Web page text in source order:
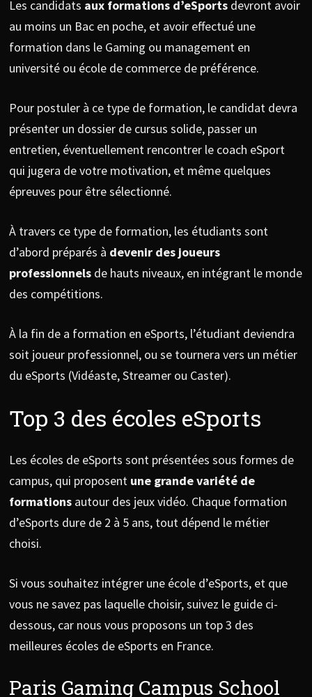
Les candidats aux formations d’eSportsdevront avoir
au moins un Bac en poche, et avoir effectué une
formation dans le Gaming ou management en
université ou école de commerce de préférence.
Pour postuler à ce type de formation, le candidat devra
présenter un dossier de cursus solide, passer un
entretien, éventuellement rencontrer le coach eSport
qui jugera de votre motivation, et même quelques
épreuves pour être sélectionné.
À travers ce type de formation, les étudiants sont
d’abord préparés à devenir des joueurs
professionnels de hauts niveaux, en intégrant le monde
des compétitions.
À la fin de a formation en eSports, l’étudiant deviendra
soit joueur professionnel, ou se tournera vers un métier
du eSports (Vidéaste, Streamer ou Caster).
Top 3 des écoles eSports
Les écoles de eSports sont présentées sous formes de
campus, qui proposent une grande variété de
formationsautour des jeux vidéo. Chaque formation
d’eSports dure de 2 à 5 ans, tout dépend le métier
choisi.
Si vous souhaitez intégrer une école d’eSports, et que
vous ne savez pas laquelle choisir, suivez le guide ci-
dessous, car nous vous proposons un top 3 des
meilleures écoles de eSports en France.
Paris Gaming Campus School